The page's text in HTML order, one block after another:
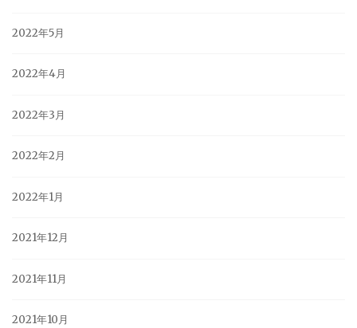
2022年5月
2022年4月
2022年3月
2022年2月
2022年1月
2021年12月
2021年11月
2021年10月